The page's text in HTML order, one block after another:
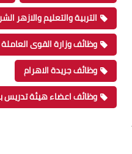
التربية والتعليم والازهر
وظائف وزارة القوى العاملة
وظائف جريدة الاهرام
وظائف اعضاء هيئة تدريس